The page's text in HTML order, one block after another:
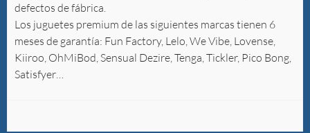
defectos de fábrica.
Los juguetes premium de las siguientes marcas tienen 6
meses de garantía: Fun Factory, Lelo, We Vibe, Lovense,
Kiiroo, OhMiBod, Sensual Dezire, Tenga, Tickler, Pico Bong,
Satisfyer…